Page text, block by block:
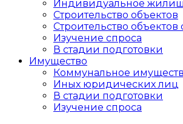
Индивидуальное
Строительство объектов
Cтроительство
Изучение спроса
В стадии подготовки
Имущество
Коммунальное
Иных юридических лиц
В стадии подготовки
Изучение спроса